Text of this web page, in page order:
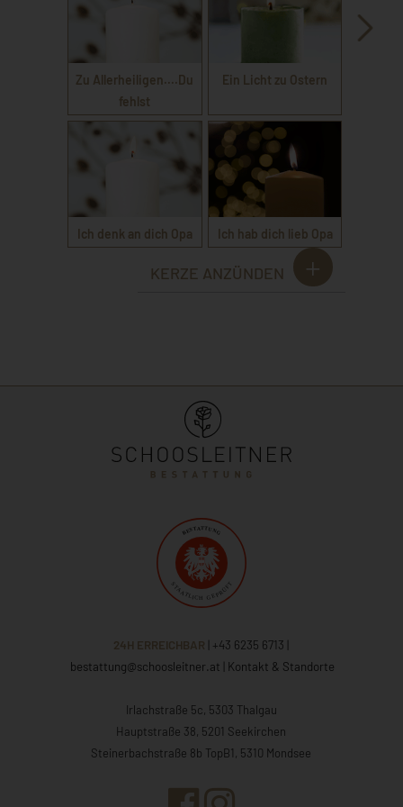
Zu Allerheiligen....Du
fehlst
Ein Licht zu Ostern
Ich denk an dich Opa Ich hab dich lieb Opa
KERZE ANZÜNDEN
24H ERREICHBAR | +43 6235 6713
bestattung@schoosleitner.at
Kontakt & Standorte
Irlachstraße 5c, 5303 Thalgau
Hauptstraße 38, 5201 Seekirchen
Steinerbachstraße 8b TopB1, 5310 Mondsee